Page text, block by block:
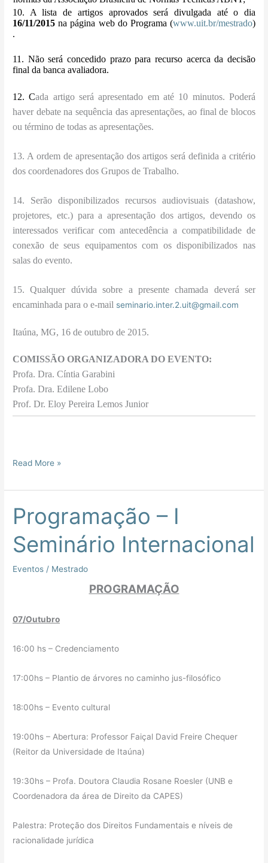
10. A lista de artigos aprovados será divulgada até o dia
16/11/2015 na página web do Programa (www.uit.br/mestrado)
.
11. Não será concedido prazo para recurso acerca da decisão
final da banca avaliadora.
12. Cada artigo será apresentado em até 10 minutos. Poderá
haver debate na sequência das apresentações, ao final de blocos
ou término de todas as apresentações.
13. A ordem de apresentação dos artigos será definida a critério
dos coordenadores dos Grupos de Trabalho.
14. Serão disponibilizados recursos audiovisuais (datashow,
projetores, etc.) para a apresentação dos artigos, devendo os
interessados verificar com antecedência a compatibilidade de
conexão de seus equipamentos com os disponibilizados nas
salas do evento.
15. Qualquer dúvida sobre a presente chamada deverá ser
encaminhada para o e-mail seminario.inter.2.uit@gmail.com
Itaúna, MG, 16 de outubro de 2015.
COMISSÃO ORGANIZADORA DO EVENTO:
Profa. Dra. Cíntia Garabini
Profa. Dra. Edilene Lobo
Prof. Dr. Eloy Pereira Lemos Junior
Read More »
Programação – I
Seminário Internacional
Eventos / Mestrado
PROGRAMAÇÃO
07/Outubro
16:00 hs – Credenciamento
17:00hs – Plantio de árvores no caminho jus-filosófico
18:00hs – Evento cultural
19:00hs – Abertura: Professor Faiçal David Freire Chequer
(Reitor da Universidade de Itaúna)
19:30hs – Profa. Doutora Claudia Rosane Roesler (UNB e
Coordenadora da área de Direito da CAPES)
Palestra: Proteção dos Direitos Fundamentais e níveis de
racionalidade jurídica
Programação
–
I
Seminário
Internacional